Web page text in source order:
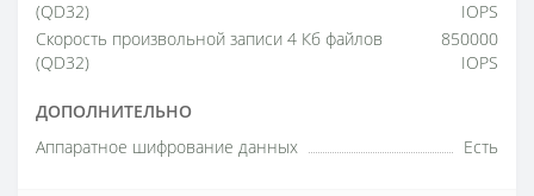
(QD32)
IOPS
Скорость произвольной записи 4 Кб файлов
(QD32)
850000
IOPS
ДОПОЛНИТЕЛЬНО
Аппаратное шифрование данных Есть